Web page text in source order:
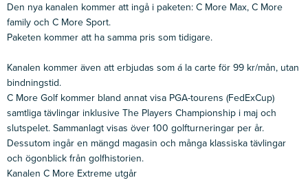
Den nya kanalen kommer att ingå i paketen: C More Max, C More
family och C More Sport.
Paketen kommer att ha samma pris som tidigare.
Kanalen kommer även att erbjudas som á la carte för 99 kr/mån, utan
bindningstid.
C More Golf kommer bland annat visa PGA-tourens (FedExCup)
samtliga tävlingar inklusive The Players Championship i maj och
slutspelet. Sammanlagt visas över 100 golfturneringar per år.
Dessutom ingår en mängd magasin och många klassiska tävlingar
och ögonblick från golfhistorien.
Kanalen C More Extreme utgår